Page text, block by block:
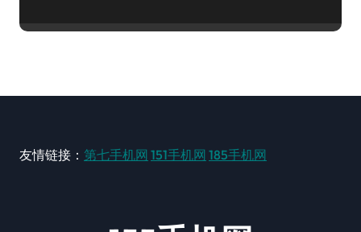
友情链接： 第七手机网 151手机网 185手机网